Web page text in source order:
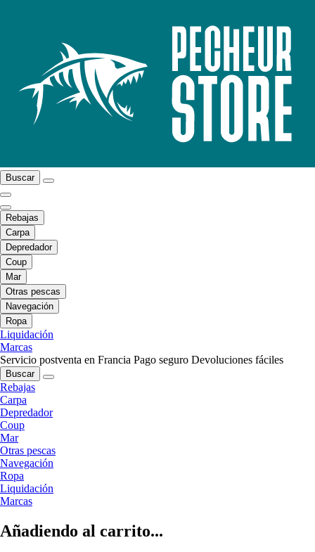
Buscar
Rebajas
Carpa
Depredador
Coup
Mar
Otras pescas
Navegación
Ropa
Liquidación
Marcas
Servicio postventa en Francia Pago seguro Devoluciones fáciles
Buscar
Rebajas
Carpa
Depredador
Coup
Mar
Otras pescas
Navegación
Ropa
Liquidación
Marcas
Añadiendo al carrito...